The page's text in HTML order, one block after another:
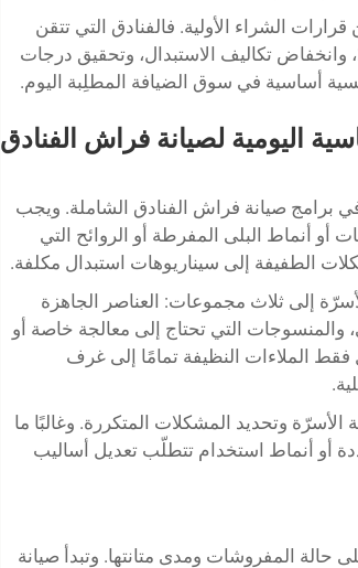
الشراء الأولية. فالفنادق التي تتقن
الصيانة هذه تشهد عادةً طول عمر النسيج بنسبة ٤٠–٦٠٪، وانخفاض تكاليف الاستبدال، وتحقيق درجات
أساسية في سوق الضيافة المطلِبة اليوم.
اليومية لصيانة فراش الفنادق
برامج صيانة فراش الفنادق الشاملة. ويجب
أنماط البلى المفرطة أو الروائح التي
الطفيفة إلى سيناريوهات استبدال مكلفة.
إلى ثلاث مجموعات: العناصر الجاهزة
والمنسوجات التي تحتاج إلى معالجة خاصة أو
فقط الملاءات النظيفة تمامًا إلى غرف
الأسرّة وتحديد المشكلات المتكررة. وغالبًا ما
أو أنماط استخدام تتطلّب تعديل أساليب
حالة المفروشات ومدى متانتها. وتبدأ صيانة